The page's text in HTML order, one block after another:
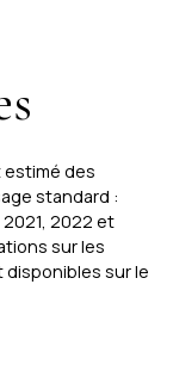
estimé des
standard :
2022 et
sur les
sur le